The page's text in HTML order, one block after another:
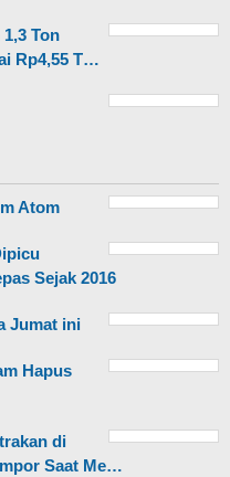
Ton
Rp4,55 T…
Atom
Sejak 2016
Jumat ini
Hapus
di
Saat Me…